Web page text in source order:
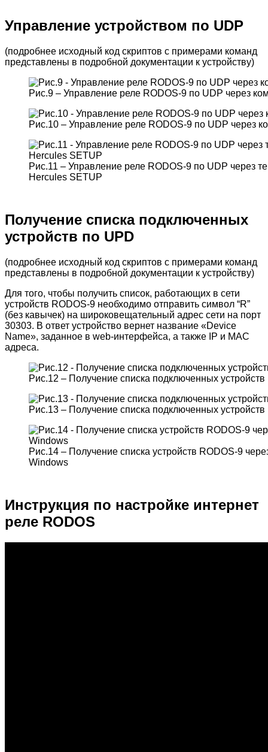
Управление устройством по UDP
(подробнее исходный код скриптов с примерами команд
представлены в подробной документации к устройству)
Рис.9 – Управление реле RODOS-9 по UDP через
Рис.10 – Управление реле RODOS-9 по UDP через
Рис.11 – Управление реле RODOS-9 по UDP через
Hercules SETUP
Получение списка подключенных
устройств по UPD
(подробнее исходный код скриптов с примерами команд
представлены в подробной документации к устройству)
Для того, чтобы получить список, работающих в сети
устройств RODOS-9 необходимо отправить символ “R”
(без кавычек) на широковещательный адрес сети на порт
30303. В ответ устройство вернет название «Device
Name», заданное в web-интерфейса, а также IP и MAC
адреса.
Рис.12 – Получение списка подключенных
Рис.13 – Получение списка подключенных
Рис.14 – Получение списка устройств RODOS-9
Windows
Инструкция по настройке интернет
реле RODOS